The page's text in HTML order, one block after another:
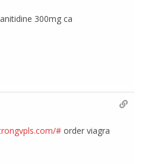
300mg ca
# order viagra